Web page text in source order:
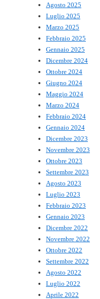
Agosto 2025
Luglio 2025
Marzo 2025
Febbraio 2025
Gennaio 2025
Dicembre 2024
Ottobre 2024
Giugno 2024
Maggio 2024
Marzo 2024
Febbraio 2024
Gennaio 2024
Dicembre 2023
Novembre 2023
Ottobre 2023
Settembre 2023
Agosto 2023
Luglio 2023
Febbraio 2023
Gennaio 2023
Dicembre 2022
Novembre 2022
Ottobre 2022
Settembre 2022
Agosto 2022
Luglio 2022
Aprile 2022